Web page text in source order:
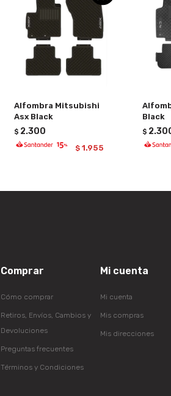
Alfombra Mitsubishi
Asx Black
$ 2.300
$ 1.955
Black
$
Comprar
Cómo comprar
Retiros, Envíos, Cambios y
Devoluciones
Preguntas frecuentes
Términos y Condiciones
Mi cuenta
Mi cuenta
Mis compras
Mis direcciones